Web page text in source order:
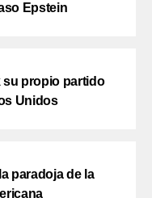
Epstein
su propio partido
Unidos
paradoja de la